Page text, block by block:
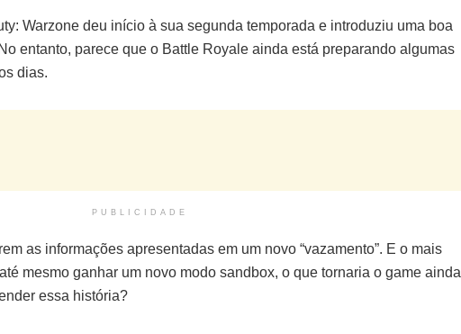
Warzone deu início à sua segunda temporada e introduziu uma boa
entanto, parece que o Battle Royale ainda está preparando algumas
dias.
PUBLICIDADE
as informações apresentadas em um novo “vazamento”. E o mais
mesmo ganhar um novo modo sandbox, o que tornaria o game ainda
essa história?